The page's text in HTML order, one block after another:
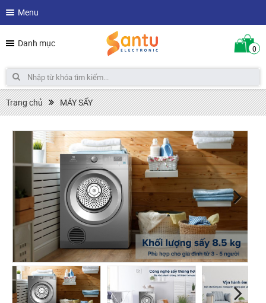
Menu
Danh mục 0
Trang chủ MÁY SẤY